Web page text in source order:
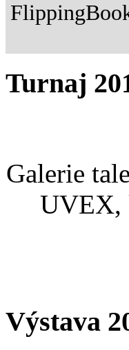
Turnaj
Galerie
UVEX,
Výstava